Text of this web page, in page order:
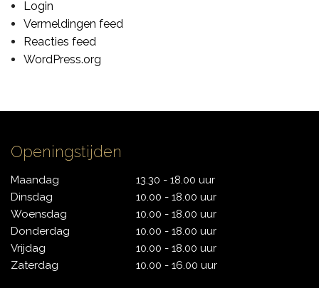
DRUMSCHOOL
Login
Vermeldingen feed
Reacties feed
WordPress.org
Openingstijden
Maandag
Dinsdag
Woensdag
Donderdag
Vrijdag
Zaterdag
13.30 - 18.00 uur
10.00 - 18.00 uur
10.00 - 18.00 uur
10.00 - 18.00 uur
10.00 - 18.00 uur
10.00 - 16.00 uur